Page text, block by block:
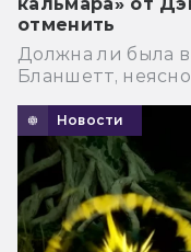
отменить
Должна ли была
Бланшетт,
Новости